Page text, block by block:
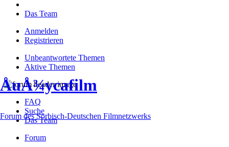
Das Team
Anmelden
Registrieren
Unbeantwortete Themen
Aktive Themen
ÅuÅ¾ycafilm
Forum des Sorbisch-Deutschen Filmnetzwerks
FAQ
Suche
Das Team
Forum